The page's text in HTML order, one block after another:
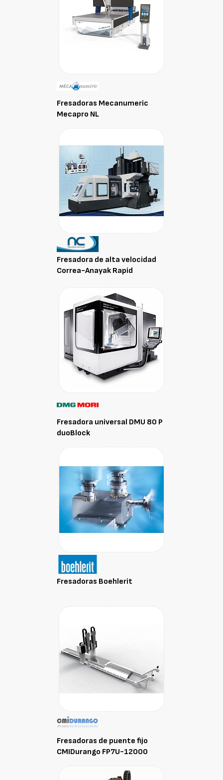
Fresadoras Mecanumeric
Mecapro NL
Fresadora de alta velocidad
Correa-Anayak Rapid
Fresadora universal DMU 80 P
duoBlock
Fresadoras Boehlerit
Fresadoras de puente fijo
CMIDurango FP7U-12000